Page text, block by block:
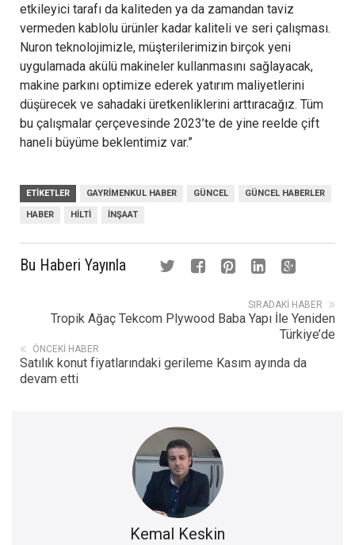
etkileyici tarafı da kaliteden ya da zamandan taviz
vermeden kablolu ürünler kadar kaliteli ve seri çalışması.
Nuron teknolojimizle, müşterilerimizin birçok yeni
uygulamada akülü makineler kullanmasını sağlayacak,
makine parkını optimize ederek yatırım maliyetlerini
düşürecek ve sahadaki üretkenliklerini arttıracağız. Tüm
bu çalışmalar çerçevesinde 2023’te de yine reelde çift
haneli büyüme beklentimiz var.”
ETIKETLER GAYRIMENKUL HABER GÜNCEL GÜNCEL HABERLER
HABER HILTI INŞAAT
Bu Haberi Yayınla
SIRADAKI HABER
Tropik Ağaç Tekcom Plywood Baba Yapı İle Yeniden
Türkiye’de
ÖNCEKI HABER
Satılık konut fiyatlarındaki gerileme Kasım ayında da
devam etti
Kemal Keskin